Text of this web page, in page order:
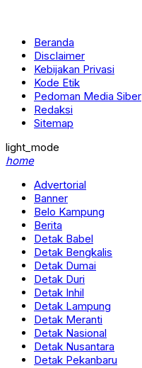
Beranda
Disclaimer
Kebijakan Privasi
Kode Etik
Pedoman Media Siber
Redaksi
Sitemap
light_mode
home
Advertorial
Banner
Belo Kampung
Berita
Detak Babel
Detak Bengkalis
Detak Dumai
Detak Duri
Detak Inhil
Detak Lampung
Detak Meranti
Detak Nasional
Detak Nusantara
Detak Pekanbaru